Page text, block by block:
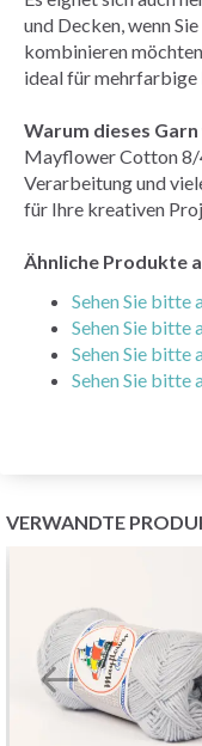
und Decken, wenn
kombinieren
ideal für mehrfarbige
Warum dieses Garn
Mayflower Cotton 8/
Verarbeitung und
für Ihre kreativen
Ähnliche Produkte
Sehen Sie bitte
Sehen Sie bitte
Sehen Sie bitte
Sehen Sie bitte
VERWANDTE
Sparen
Werden Sie
und